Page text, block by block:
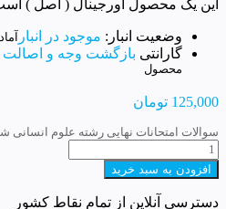
این یک محصول اورجینال ( اصل )
وضعیت انبار: موجود در انبار
گارانتی بازگشت وجه و اصالت
محصول
125,000 تومان
سوالات امتحانات نهایی رشته علوم انسانی شهریور
افزودن به سبد خرید
دسترسی آنلاین از تمام نقاط کشور